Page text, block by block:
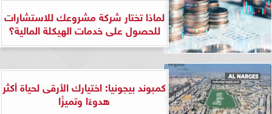
لماذا تختار شركة مشروعك للاستشارات
للحصول على خدمات الهيكلة المالية؟
كمبوند بيجونيا: اختيارك الأرقى لحياة أكثر
هدوءًا وتميزًا